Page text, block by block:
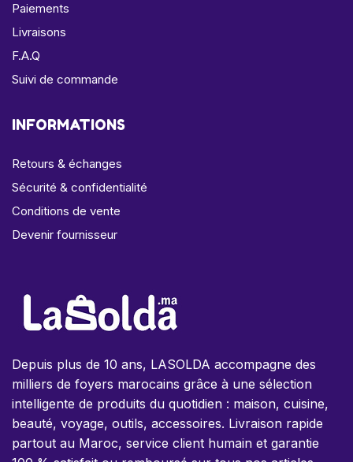
Paiements
Livraisons
F.A.Q
Suivi de commande
INFORMATIONS
Retours & échanges
Sécurité & confidentialité
Conditions de vente
Devenir fournisseur
Depuis plus de 10 ans, LASOLDA accompagne des
milliers de foyers marocains grâce à une sélection
intelligente de produits du quotidien : maison, cuisine,
beauté, voyage, outils, accessoires. Livraison rapide
partout au Maroc, service client humain et garantie